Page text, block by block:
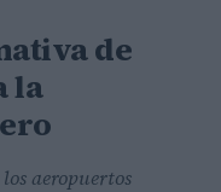
de
la
aeropuertos